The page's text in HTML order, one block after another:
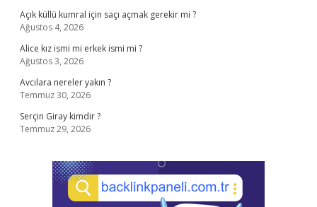
Açık küllü kumral için saçı açmak gerekir mi ?
Ağustos 4, 2026
Alice kız ismi mi erkek ismi mi ?
Ağustos 3, 2026
Avcılara nereler yakın ?
Temmuz 30, 2026
Serçin Giray kimdir ?
Temmuz 29, 2026